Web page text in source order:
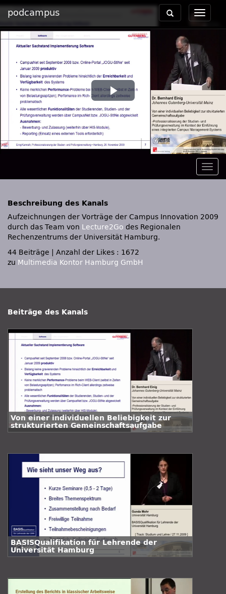
podcampus
Toggle
Toggle
navigation
Play
Beschreibung des Kanals
Aufzeichnungen der Vorträge der Campus Innovation 2009
durch das Team von Lecture2Go des Regionalen
Rechenzentrums der Universität Hamburg.
44 Beiträge
Anzahl der Likes : 1672
zu Multimedia Kontor Hamburg GmbH
Beiträge des Kanals
Von einer individuellen Beliebigkeit zur
strukturierten Gemeinschaftsaufgabe
BASISQualifikation für Lehrende der
Universität Hamburg